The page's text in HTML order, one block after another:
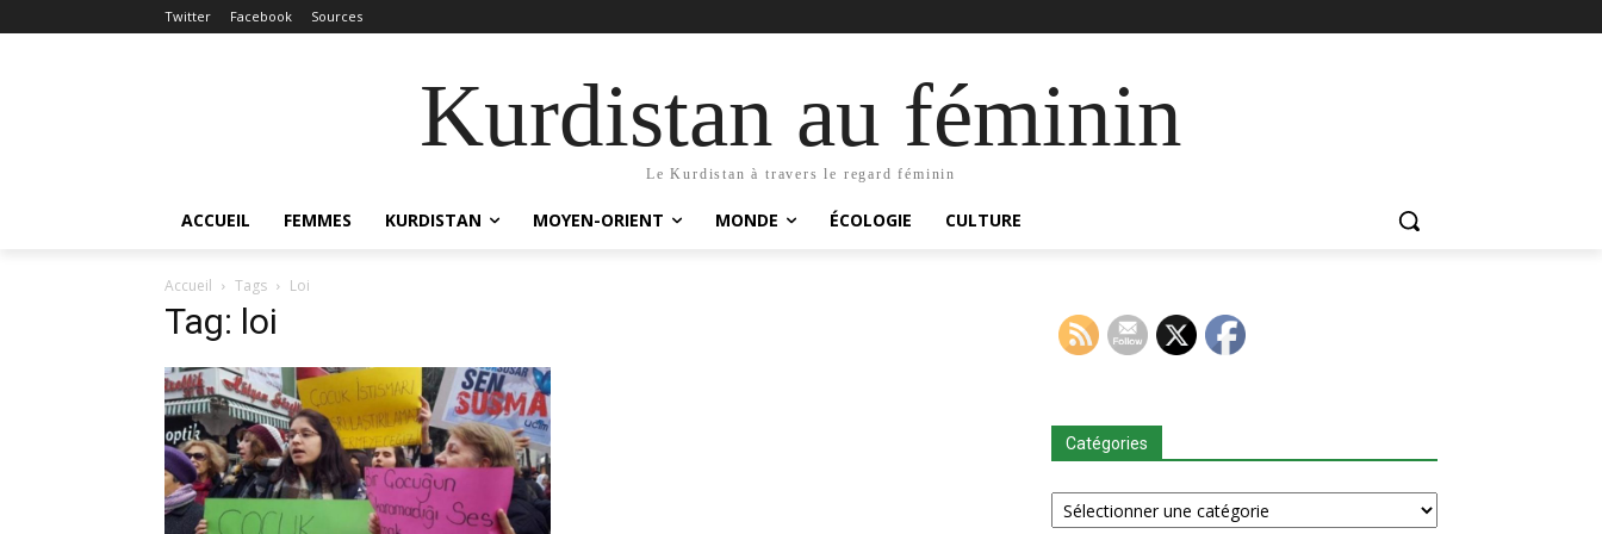
Twitter Facebook Sources
Kurdistan au féminin
Le Kurdistan à travers le regard féminin
ACCUEIL FEMMES KURDISTAN MOYEN-ORIENT MONDE ÉCOLOGIE CULTURE
Accueil Tags Loi
Tag: loi
Catégories
Catégories